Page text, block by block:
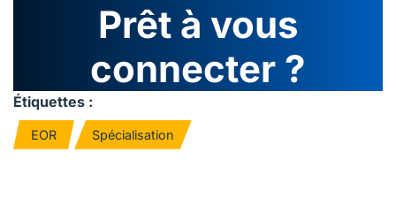
Prêt à vous
connecter ?
Étiquettes :
EOR Spécialisation